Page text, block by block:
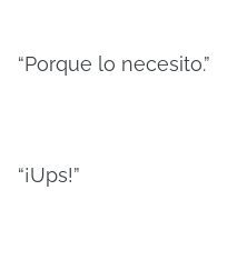
“Porque lo necesito.”
“¡Ups!”